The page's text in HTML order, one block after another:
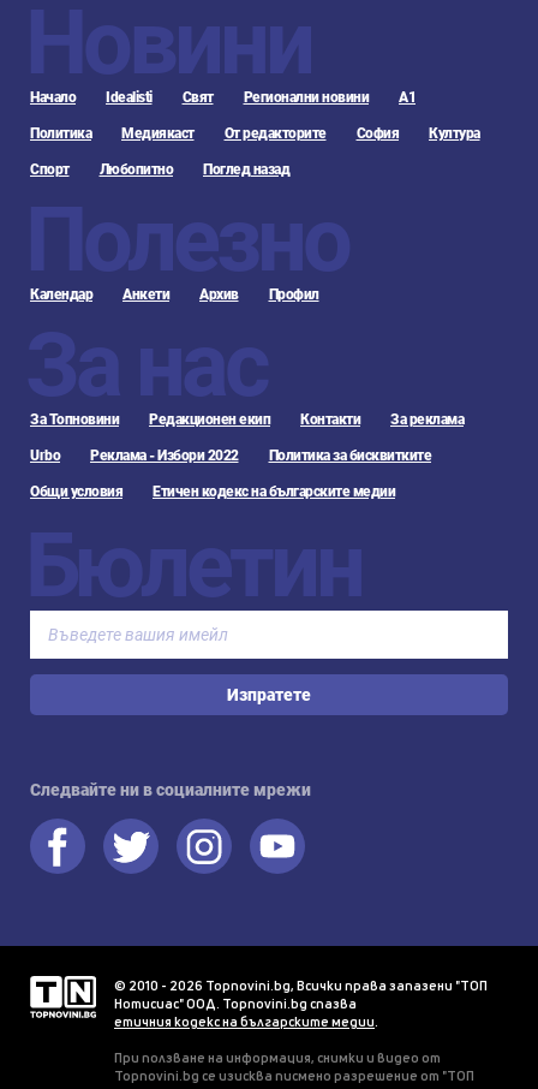
Новини
Начало Idealisti Свят Регионални новини А1
Политика Медиякаст От редакторите София Култура
Спорт Любопитно Поглед назад
Полезно
Календар Анкети Архив Профил
За нас
За Топновини Редакционен екип Контакти За реклама
Urbo Реклама - Избори 2022 Политика за бисквитките
Общи условия Етичен кодекс на българските медии
Бюлетин
Изпратете
Следвайте ни в социалните мрежи
© 2010 - 2026 Topnovini.bg, Всички права запазени "ТОП
Нотисиас" ООД. Topnovini.bg спазва
етичния кодекс на българските медии
При ползване на информация, снимки и видео от
Topnovini.bg се изисква писмено разрешение от "ТОП